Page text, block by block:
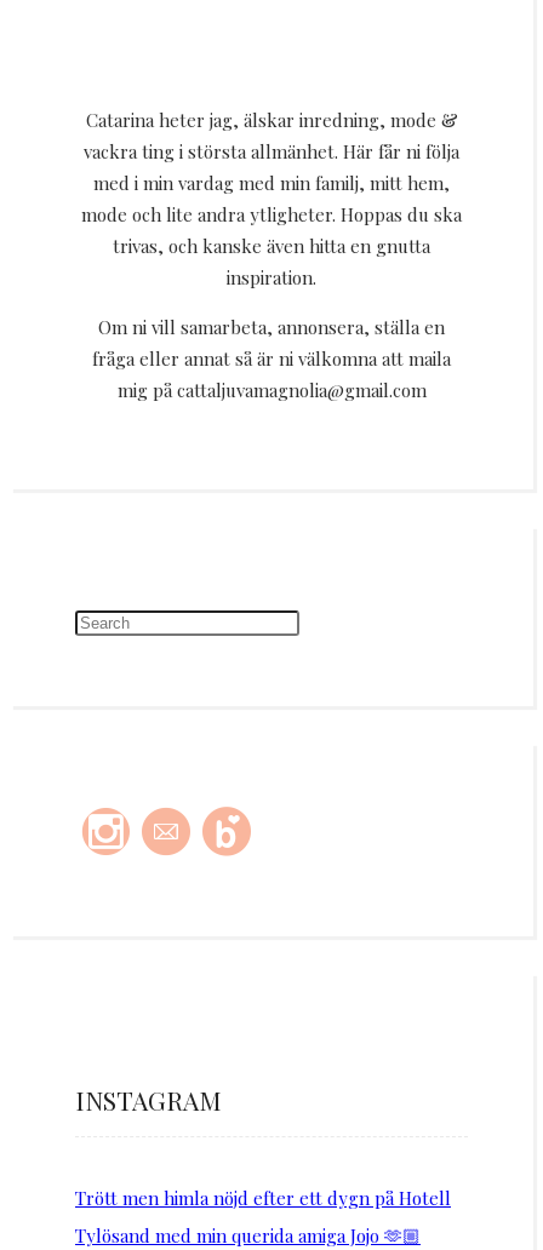
Catarina heter jag, älskar inredning, mode &
vackra ting i största allmänhet. Här får ni följa
med i min vardag med min familj, mitt hem,
mode och lite andra ytligheter. Hoppas du ska
trivas, och kanske även hitta en gnutta
inspiration.
Om ni vill samarbeta, annonsera, ställa en
fråga eller annat så är ni välkomna att maila
mig på cattaljuvamagnolia@gmail.com
INSTAGRAM
Trött men himla nöjd efter ett dygn på Hotell
Tylösand med min querida amiga Jojo 🫶🏼